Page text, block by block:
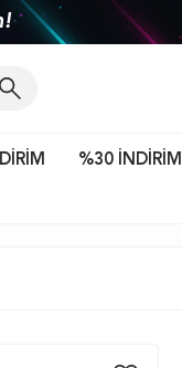
%30 İNDİRİM